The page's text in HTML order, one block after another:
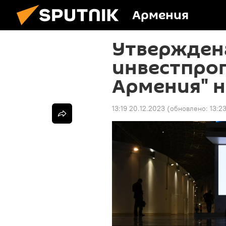
Армения
Армения"
13:19 20.12.2023 (обновлено: